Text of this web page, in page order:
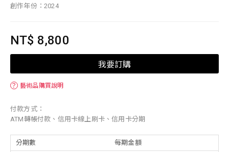
創作年份：2024
NT$ 8,800
我要訂購
？ 藝術品購買說明
付款方式：
ATM轉帳付款、信用卡線上刷卡、信用卡分期
分期數 每期金額